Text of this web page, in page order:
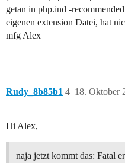
getan in php.ind -
eigenen extension Datei, hat
mfg Alex
Rudy_8b85b1 18. Oktober
4
Hi Alex,
naja jetzt kommt das: Fatal